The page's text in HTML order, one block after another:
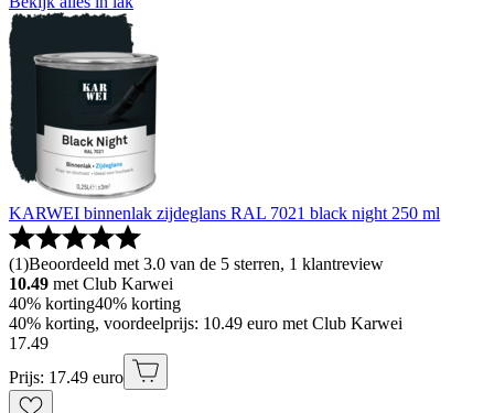
KARWEI binnenlak zijdeglans RAL 7021 black night 250 ml
(1)Beoordeeld met 3.0 van de 5 sterren, 1 klantreview
10.49 met Club Karwei
40% korting40% korting
40% korting, voordeelprijs: 10.49 euro met Club Karwei
17.49
Prijs: 17.49 euro